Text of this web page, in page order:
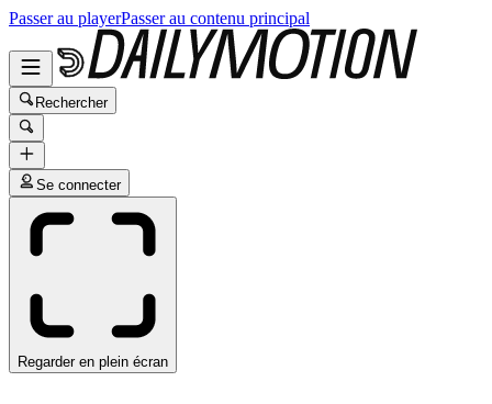
Passer au playerPasser au contenu principal
Rechercher
Se connecter
Regarder en plein écran